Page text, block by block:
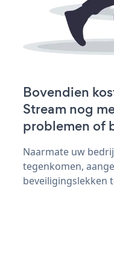
Bovendien
Stream nog
problemen of
Naarmate uw
tegenkomen,
beveiligingslekken